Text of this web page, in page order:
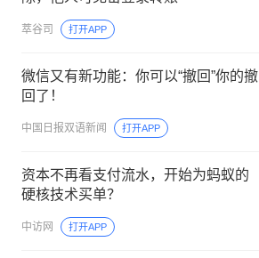
萃谷司 打开APP
微信又有新功能：你可以“撤回”你的撤
回了！
中国日报双语新闻 打开APP
资本不再看支付流水，开始为蚂蚁的
硬核技术买单？
中访网 打开APP